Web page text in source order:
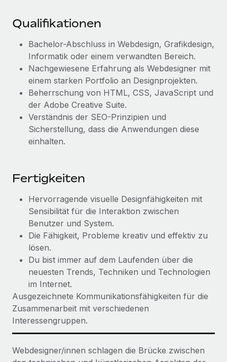
aller Größen dabei unterstützen, die beste...
Mehr erfahren
Wie Phiture 55 Mitarbeiter:innen in 19 Ländern
mit Remote verwaltet
Phiture ist der unumstrittene Marktführer im Bereich der
Wachstumsberatung für mobile Apps. Das...
Mehr erfahren
Qualifikationen
Bachelor-Abschluss in Webdesign, Grafikdesign,
Informatik oder einem verwandten Bereich.
Nachgewiesene Erfahrung als Webdesigner mit
einem starken Portfolio an Designprojekten.
Beherrschung von HTML, CSS, JavaScript und
der Adobe Creative Suite.
Verständnis der SEO-Prinzipien und
Sicherstellung, dass die Anwendungen diese
einhalten.
Fertigkeiten
Hervorragende visuelle Designfähigkeiten mit
Sensibilität für die Interaktion zwischen
Benutzer und System.
Die Fähigkeit, Probleme kreativ und effektiv zu
lösen.
Du bist immer auf dem Laufenden über die
neuesten Trends, Techniken und Technologien
im Internet.
Ausgezeichnete Kommunikationsfähigkeiten für die
Zusammenarbeit mit verschiedenen
Interessengruppen.
Webdesigner/innen schlagen die Brücke zwischen